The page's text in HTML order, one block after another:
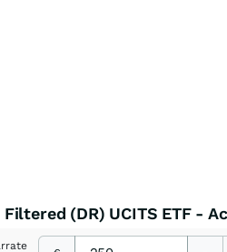
(DR) UCITS ETF -